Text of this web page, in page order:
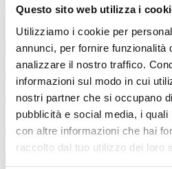
Questo sito web utilizza i
Utilizziamo i cookie per
annunci, per fornire funzionalità
analizzare il nostro traffico.
informazioni sul modo in cui
nostri partner che si occupano
pubblicità e social media, i
con altre informazioni che hai
raccolto dal tuo utilizzo dei loro
Ti può interessare
6 settembre 2026
Professori dell'Orchestra
10 settembre 2026
Prokof’ev - Pierino e il lupo